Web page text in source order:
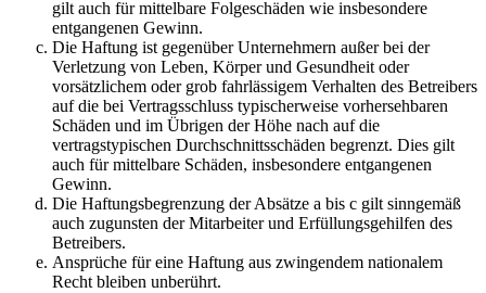
gilt auch für mittelbare Folgeschäden wie insbesondere
entgangenen Gewinn.
Die Haftung ist gegenüber Unternehmern außer bei der
Verletzung von Leben, Körper und Gesundheit oder
vorsätzlichem oder grob fahrlässigem Verhalten des Betreibers
auf die bei Vertragsschluss typischerweise vorhersehbaren
Schäden und im Übrigen der Höhe nach auf die
vertragstypischen Durchschnittsschäden begrenzt. Dies gilt
auch für mittelbare Schäden, insbesondere entgangenen
Gewinn.
Die Haftungsbegrenzung der Absätze a bis c gilt sinngemäß
auch zugunsten der Mitarbeiter und Erfüllungsgehilfen des
Betreibers.
Ansprüche für eine Haftung aus zwingendem nationalem
Recht bleiben unberührt.